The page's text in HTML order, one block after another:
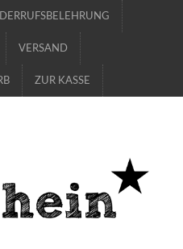
VERSAND
ZUR KASSE